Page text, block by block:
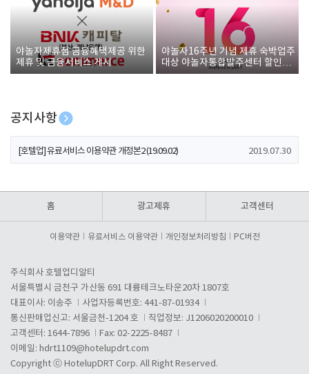
야놀자제휴점 금융혜택제공 위한
제휴 및 금융서비스 게시
야놀자16주년 기념 제휴 숙박업주
대상 야놀자통합발주센터 할인쿠
폰 증정
공지사항
[호텔업] 개인정보 처리방침 개정본1 (19.09.02)
[호텔업] 유료서비스 이용약관 개정본2 (19.09.02) 2019.07.30
홈 광고제휴 고객센터
이용약관 유료서비스 이용약관 개인정보처리방침 PC버전
주식회사 호텔업디알티
서울특별시 금천구 가산동 691 대륭테크노타운20차 1807호
대표이사: 이송주
사업자등록번호: 441-87-01934
통신판매업신고: 서울금천-1204 호
직업정보: J1206020200010
고객센터: 1644-7896
Fax: 02-2225-8487
이메일: hdrt1109@hotelupdrt.com
Copyright ⓒ HotelupDRT Corp. All Right Reserved.